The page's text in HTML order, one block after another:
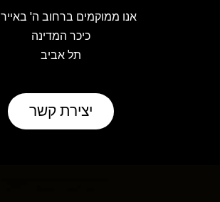
אנו ממוקמים ברחוב ה' באייר 18
כיכר המדינה
תל אביב
יצירת קשר